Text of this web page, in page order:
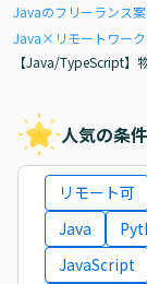
Javaのフリーランス
Java×リモートワーク
【Java/TypeScript】
人気の条
リモート可
Java
JavaScript